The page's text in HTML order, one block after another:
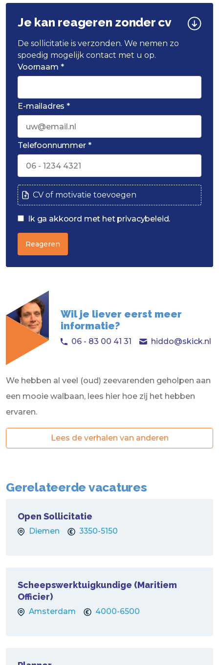
Je kan reageren zonder cv
De sollicitatie is verzonden. We nemen zo
spoedig mogelijk contact met u op.
Voornaam *
E-mailadres *
Telefoonnummer *
CV of motivatie toevoegen
Ik ga akkoord met het privacybeleid.
Reageren
Wil je liever eerst meer
informatie?
06 - 83 00 41 31 hiddo@skick.nl
We hebben al veel (oud) zeevarenden geholpen aan
een mooie walbaan, lees hier hoe zij het hebben
ervaren.
Lees de verhalen van anderen
Gerelateerde vacatures
Open Sollicitatie
Diemen 3350-5150
Scheepswerktuigkundige (Maritiem
Officier)
Amsterdam 4000-6500